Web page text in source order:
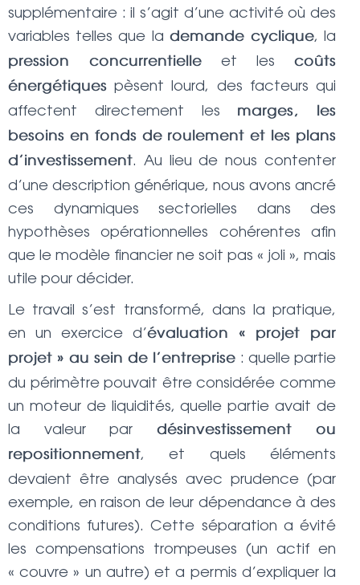
supplémentaire : il s’agit d’une activité où des
variables telles que la demande cyclique, la
pression concurrentielle et les
coûts
énergétiques pèsent lourd, des facteurs qui
affectent directement les
marges, les
besoins en fonds de roulement et les plans
d’investissement. Au lieu de nous contenter
d’une description générique, nous avons ancré
ces dynamiques sectorielles dans des
hypothèses opérationnelles cohérentes afin
que le modèle financier ne soit pas « joli », mais
utile pour décider.
Le travail s’est transformé, dans la pratique,
en un exercice d’évaluation « projet par
projet » au sein de l’entreprise : quelle partie
du périmètre pouvait être considérée comme
un moteur de liquidités, quelle partie avait de
la valeur par
désinvestissement ou
repositionnement, et quels éléments
devaient être analysés avec prudence (par
exemple, en raison de leur dépendance à des
conditions futures). Cette séparation a évité
les compensations trompeuses (un actif en
« couvre » un autre) et a permis d’expliquer la